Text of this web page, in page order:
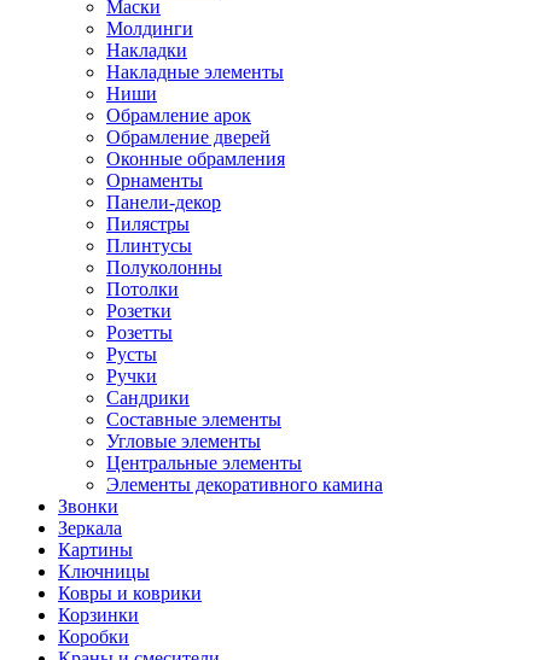
Маски
Молдинги
Накладки
Накладные элементы
Ниши
Обрамление арок
Обрамление дверей
Оконные обрамления
Орнаменты
Панели-декор
Пилястры
Плинтусы
Полуколонны
Потолки
Розетки
Розетты
Русты
Ручки
Сандрики
Составные элементы
Угловые элементы
Центральные элементы
Элементы декоративного камина
Звонки
Зеркала
Картины
Ключницы
Ковры и коврики
Корзинки
Коробки